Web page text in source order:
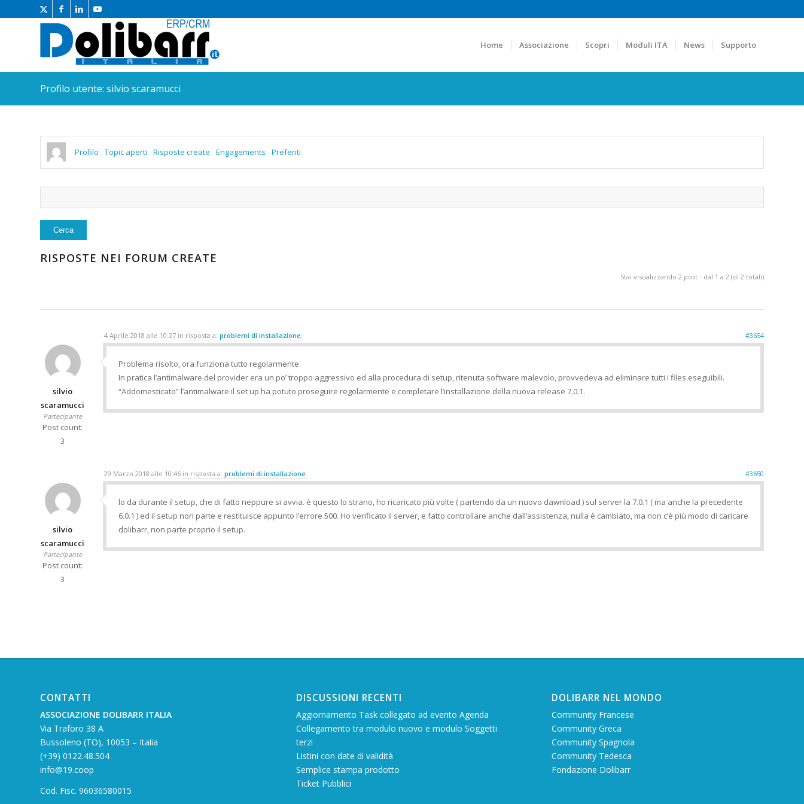
Home Associazione Scopri Moduli ITA News Supporto
Profilo utente: silvio scaramucci
Profilo Topic aperti Risposte create Engagements Preferiti
RISPOSTE NEI FORUM CREATE
Stai visualizzando 2 post - dal 1 a 2 (di 2 totali)
4 Aprile 2018 alle 10:27 in risposta a: problemi di installazione. #3654
silvio
scaramucci
Partecipante
Post count:
3
Problema risolto, ora funziona tutto regolarmente.
In pratica l’antimalware del provider era un po’ troppo aggressivo ed alla procedura di setup, ritenuta software malevolo, provvedeva ad eliminare tutti i files eseguibili.
“Addomesticato” l’antimalware il set up ha potuto proseguire regolarmente e completare l’installazione della nuova release 7.0.1.
29 Marzo 2018 alle 10:46 in risposta a: problemi di installazione. #3650
silvio
scaramucci
Partecipante
Post count:
3
lo da durante il setup, che di fatto neppure si avvia. è questo lo strano, ho ricaricato più volte ( partendo da un nuovo dawnload ) sul server la 7.0.1 ( ma anche la precedente
6.0.1 ) ed il setup non parte e restituisce appunto l’errore 500. Ho verificato il server, e fatto controllare anche dall’assistenza, nulla è cambiato, ma non c’è più modo di caricare
dolibarr, non parte proprio il setup.
CONTATTI
ASSOCIAZIONE DOLIBARR ITALIA
Via Traforo 38 A
Bussoleno (TO), 10053 – Italia
(+39) 0122.48.504
info@19.coop
Cod. Fisc. 96036580015
DISCUSSIONI RECENTI
Aggiornamento Task collegato ad evento Agenda
Collegamento tra modulo nuovo e modulo Soggetti
terzi
Listini con date di validità
Semplice stampa prodotto
Ticket Pubblici
DOLIBARR NEL MONDO
Community Francese
Community Greca
Community Spagnola
Community Tedesca
Fondazione Dolibarr